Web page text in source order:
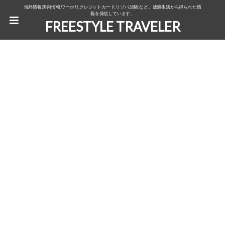
海外情報,国内情報,ワーホリ,クレジットカード,リゾバ,治験,など。放浪生活から得られた情
報を発信しています。
FREESTYLE TRAVELER